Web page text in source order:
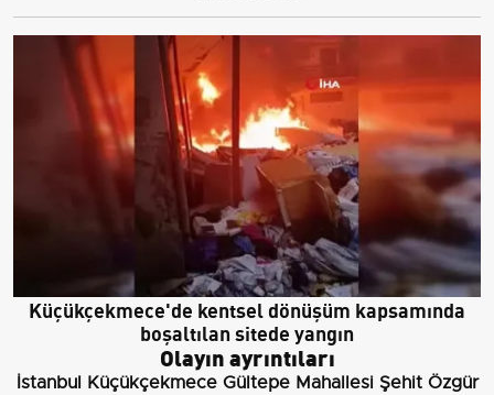
Küçükçekmece'de kentsel dönüşüm kapsamında
boşaltılan sitede yangın
Olayın ayrıntıları
İstanbul Küçükçekmece Gültepe Mahallesi Şehit Özgür